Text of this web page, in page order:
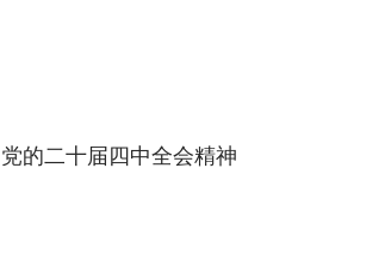
的二十届四中全会精神